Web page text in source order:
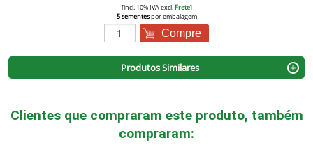
[incl. 10% IVA excl. Frete]
5 sementespor embalagem
Compre
Produtos Similares
Clientes que compraram este produto, também
compraram: